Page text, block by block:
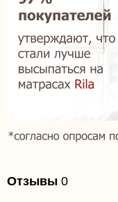
Отзывы 0